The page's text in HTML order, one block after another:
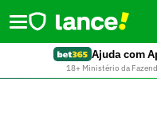
Ajuda com
18+ Ministério da